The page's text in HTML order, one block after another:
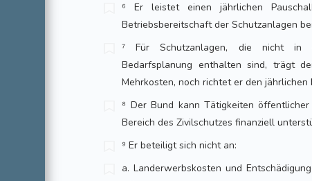
⁶ Er leistet einen jährlichen
Betriebsbereitschaft der Schutzanlagen
⁷ Für Schutzanlagen, die nicht in
Bedarfsplanung enthalten sind, trägt
Mehrkosten, noch richtet er den jährlichen
⁸ Der Bund kann Tätigkeiten
Bereich des Zivilschutzes finanziell
⁹ Er beteiligt sich nicht an:
a. Landerwerbskosten und